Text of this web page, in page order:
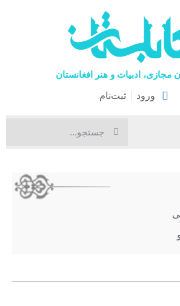
مجازی، ادبیات و هنر افغانستان
ورود ثبت‌نام